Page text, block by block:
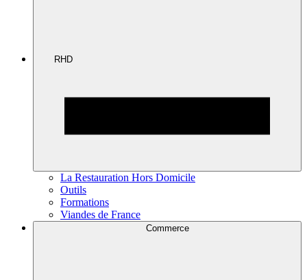
RHD
La Restauration Hors Domicile
Outils
Formations
Viandes de France
Commerce